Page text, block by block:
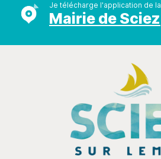
Je télécharge l'application de la
Mairie de Sciez